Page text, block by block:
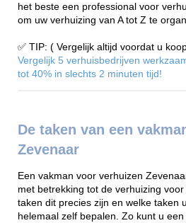
het beste een professional voor
om uw verhuizing van A tot Z te
✅ TIP: ( Vergelijk altijd voordat u
Vergelijk 5 verhuisbedrijven
tot 40% in slechts 2 minuten tijd!
De taken van een
Zevenaar
Een vakman voor verhuizen
met betrekking tot de verhuizing
taken dit precies zijn en welke taken
helemaal zelf bepalen. Zo kunt u